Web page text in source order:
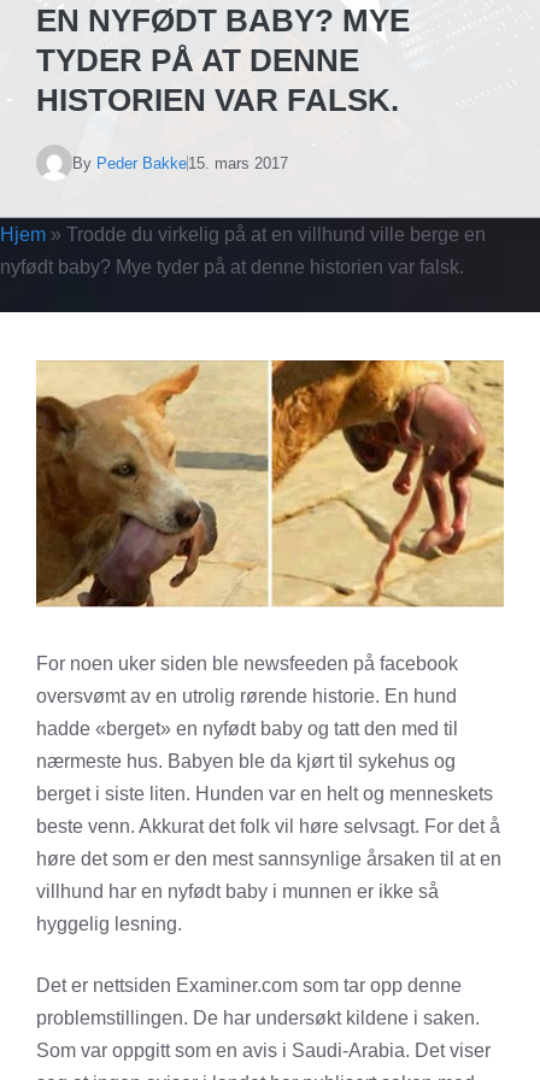
EN NYFØDT BABY? MYE
TYDER PÅ AT DENNE
HISTORIEN VAR FALSK.
By Peder Bakke15. mars 2017
Hjem » Trodde du virkelig på at en villhund ville berge en
nyfødt baby? Mye tyder på at denne historien var falsk.
For noen uker siden ble newsfeeden på facebook
oversvømt av en utrolig rørende historie. En hund
hadde «berget» en nyfødt baby og tatt den med til
nærmeste hus. Babyen ble da kjørt til sykehus og
berget i siste liten. Hunden var en helt og menneskets
beste venn. Akkurat det folk vil høre selvsagt. For det å
høre det som er den mest sannsynlige årsaken til at en
villhund har en nyfødt baby i munnen er ikke så
hyggelig lesning.
Det er nettsiden Examiner.com som tar opp denne
problemstillingen. De har undersøkt kildene i saken.
Som var oppgitt som en avis i Saudi-Arabia. Det viser